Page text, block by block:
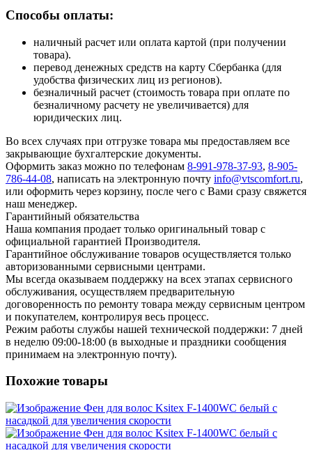
Способы оплаты:
наличный расчет или оплата картой (при получении
товара).
перевод денежных средств на карту Сбербанка (для
удобства физических лиц из регионов).
безналичный расчет (стоимость товара при оплате по
безналичному расчету не увеличивается) для
юридических лиц.
Во всех случаях при отгрузке товара мы предоставляем все
закрывающие бухгалтерские документы.
Оформить заказ можно по телефонам 8-991-978-37-93, 8-905-
786-44-08, написать на электронную почту info@vtscomfort.ru,
или оформить через корзину, после чего с Вами сразу свяжется
наш менеджер.
Гарантийный обязательства
Наша компания продает только оригинальный товар с
официальной гарантией Производителя.
Гарантийное обслуживание товаров осуществляется только
авторизованными сервисными центрами.
Мы всегда оказываем поддержку на всех этапах сервисного
обслуживания, осуществляем предварительную
договоренность по ремонту товара между сервисным центром
и покупателем, контролируя весь процесс.
Режим работы службы нашей технической поддержки: 7 дней
в неделю 09:00-18:00 (в выходные и праздники сообщения
принимаем на электронную почту).
Похожие товары